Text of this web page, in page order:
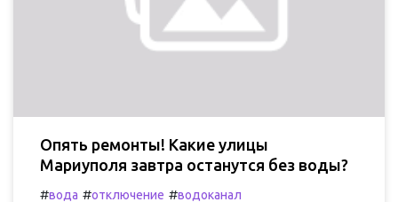
Опять ремонты! Какие улицы
Мариуполя завтра останутся без воды?
#вода #отключение #водоканал